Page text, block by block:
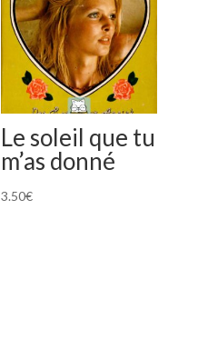
Le soleil que tu
m’as donné
3.50€